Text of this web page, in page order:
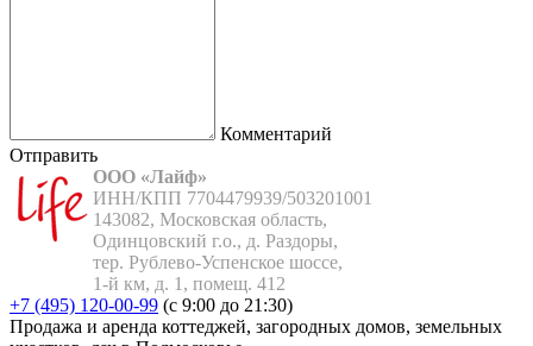
Комментарий
Отправить
ООО «Лайф»
ИНН/КПП 7704479939/503201001
143082, Московская область,
Одинцовский г.о., д. Раздоры,
тер. Рублево-Успенское шоссе,
1-й км, д. 1, помещ. 412
+7 (495) 120-00-99 (с 9:00 до 21:30)
Продажа и аренда коттеджей, загородных домов, земельных